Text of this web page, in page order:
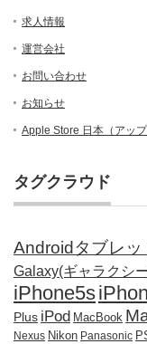
求人情報
運営会社
お問い合わせ
お知らせ
Apple Store 日本（アッ
タグクラウド
Androidタブレッ
Galaxy(ギャラクシ
iPhone5s
Plus iPod MacBook
Nexus Nikon Panasonic